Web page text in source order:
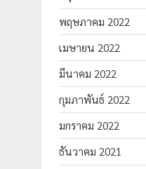
พฤษภาคม 2022
เมษายน 2022
มีนาคม 2022
กุมภาพันธ์ 2022
มกราคม 2022
ธันวาคม 2021